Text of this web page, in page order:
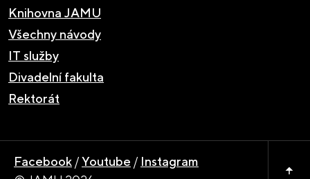
Knihovna JAMU
Všechny návody
IT služby
Divadelní fakulta
Rektorát
Facebook /Youtube / Instagram